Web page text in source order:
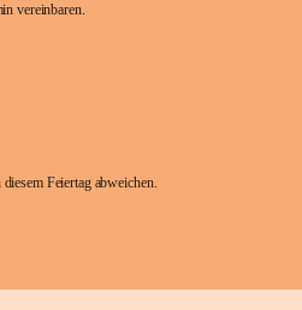
vereinbaren.
Feiertag abweichen.